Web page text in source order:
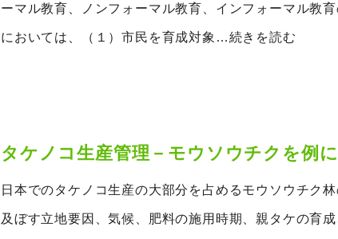
ーマル教育、ノンフォーマル教育、インフォーマル教
においては、（１）市民を育成対象 …続きを読む
タケノコ生産管理－モウソウチクを例
日本でのタケノコ生産の大部分を占めるモウソウチク
及ぼす立地要因、気候、肥料の施用時期、親タケの育